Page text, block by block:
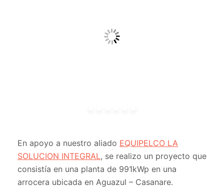
En apoyo a nuestro aliado EQUIPELCO LA
SOLUCION INTEGRAL, se realizo un proyecto que
consistía en una planta de 991kWp en una
arrocera ubicada en Aguazul – Casanare.